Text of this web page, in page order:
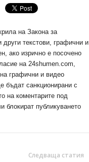
на Закона за
текстови, графични и
ако изрично е посочено
на 24shumen.com,
графични и видео
бъдат санкционирани с
на коментарите под
блокират публикуването
Следваща статия